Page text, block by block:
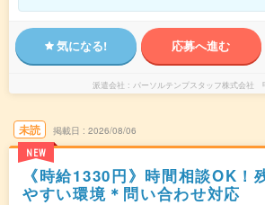
気になる! 応募へ進む
派遣会社 パーソルテンプスタッフ株式会社
未読
NEW
掲載日 2026/08/06
《時給1330円》時間相談OK！
やすい環境＊問い合わせ対応